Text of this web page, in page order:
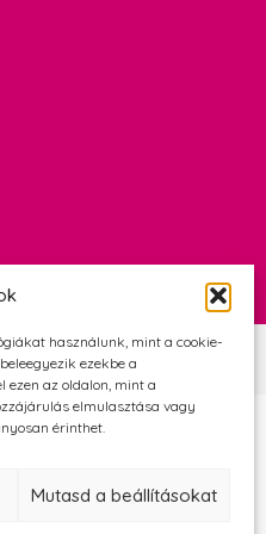
használunk, mint a cookie-
ezekbe a
az oldalon, mint a
elmulasztása vagy
érinthet.
Mutasd a beállításokat
cookie tájékoztató